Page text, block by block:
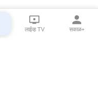
लाईव्ह TV सकाळ+